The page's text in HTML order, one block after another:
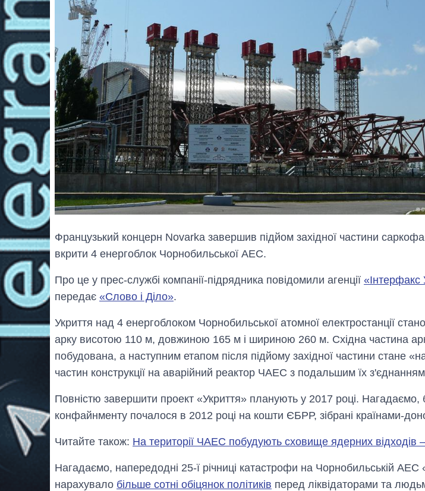
Французький концерн Novarka завершив підйом західної частини
вкрити 4 енергоблок Чорнобильської АЕС.
Про це у прес-службі компанії-підрядника повідомили агенції «Інтерфакс
передає «Слово і Діло».
Укриття над 4 енергоблоком Чорнобильської атомної електростанції
арку висотою 110 м, довжиною 165 м і шириною 260 м. Східна частина
побудована, а наступним етапом після підйому західної частини стане
частин конструкції на аварійний реактор ЧАЕС з подальшим їх
Повністю завершити проект «Укриття» планують у 2017 році. Нагадаємо,
конфайнменту почалося в 2012 році на кошти ЄБРР, зібрані країнами-
Читайте також: На території ЧАЕС побудують сховище ядерних відходів
Нагадаємо, напередодні 25-ї річниці катастрофи на Чорнобильській АЕС
нарахувало більше сотні обіцянок політиків перед ліквідаторами та